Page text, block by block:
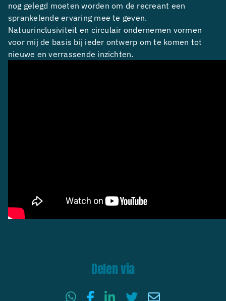
nog gelegd moeten worden om de recreant een
sprankelende ervaring mee te geven.
Natuurinclusiviteit en circulair ondernemen vormen
voor mij de basis bij ieder ontwerp om te komen tot
nieuwe en verrassende inzichten.
Delen via